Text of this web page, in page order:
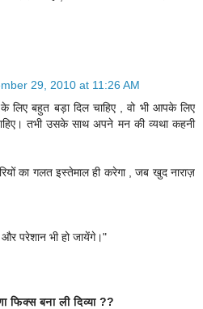
29, 2010 at 11:26 AM
लिए बहुत बड़ा दिल चाहिए , वो भी आपके लिए
तभी उसके साथ अपने मन की व्यथा कहनी
का गलत इस्तेमाल ही करेगा , जब खुद नाराज़
परेशान भी हो जायेंगे।"
फिक्स बना ली दिव्या ??